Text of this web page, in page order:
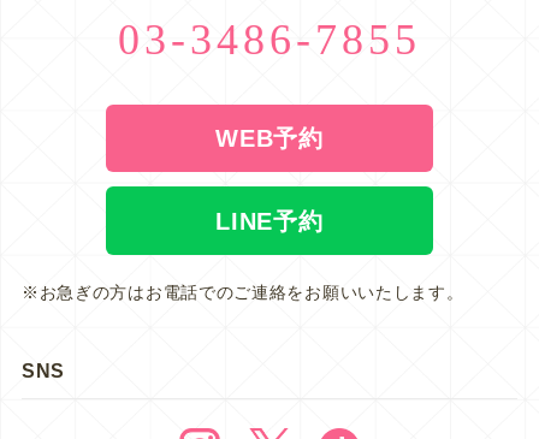
03-3486-7855
WEB予約
LINE予約
※お急ぎの方はお電話でのご連絡をお願いいたします。
SNS